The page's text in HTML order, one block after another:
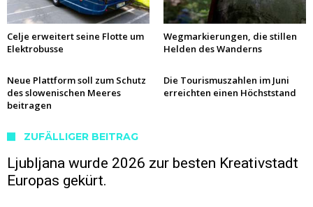
Celje erweitert seine Flotte um
Elektrobusse
Wegmarkierungen, die stillen
Helden des Wanderns
Neue Plattform soll zum Schutz
des slowenischen Meeres
beitragen
Die Tourismuszahlen im Juni
erreichten einen Höchststand
ZUFÄLLIGER BEITRAG
Ljubljana wurde 2026 zur besten Kreativstadt
Europas gekürt.